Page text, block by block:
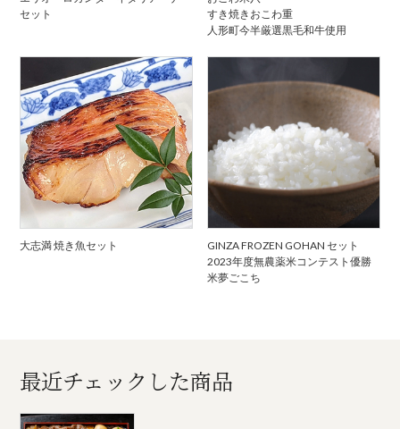
セット
すき焼きおこわ重
人形町今半厳選黒毛和牛使用
大志満 焼き魚セット
GINZA FROZEN GOHAN セット
2023年度無農薬米コンテスト優勝
米夢ごこち
最近チェックした商品